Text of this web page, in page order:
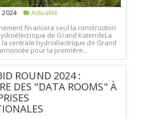
Actualité
financera seul la construction
de Grand KatendeLa
centrale hydroélectrique de Grand
pour la première...
ROUND 2024 :
DES "DATA ROOMS" À